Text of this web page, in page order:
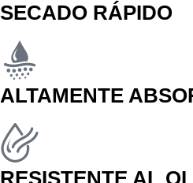
SECADO RÁPIDO
ALTAMENTE